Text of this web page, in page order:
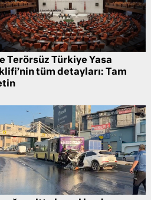
Terörsüz Türkiye Yasa
tüm detayları: Tam